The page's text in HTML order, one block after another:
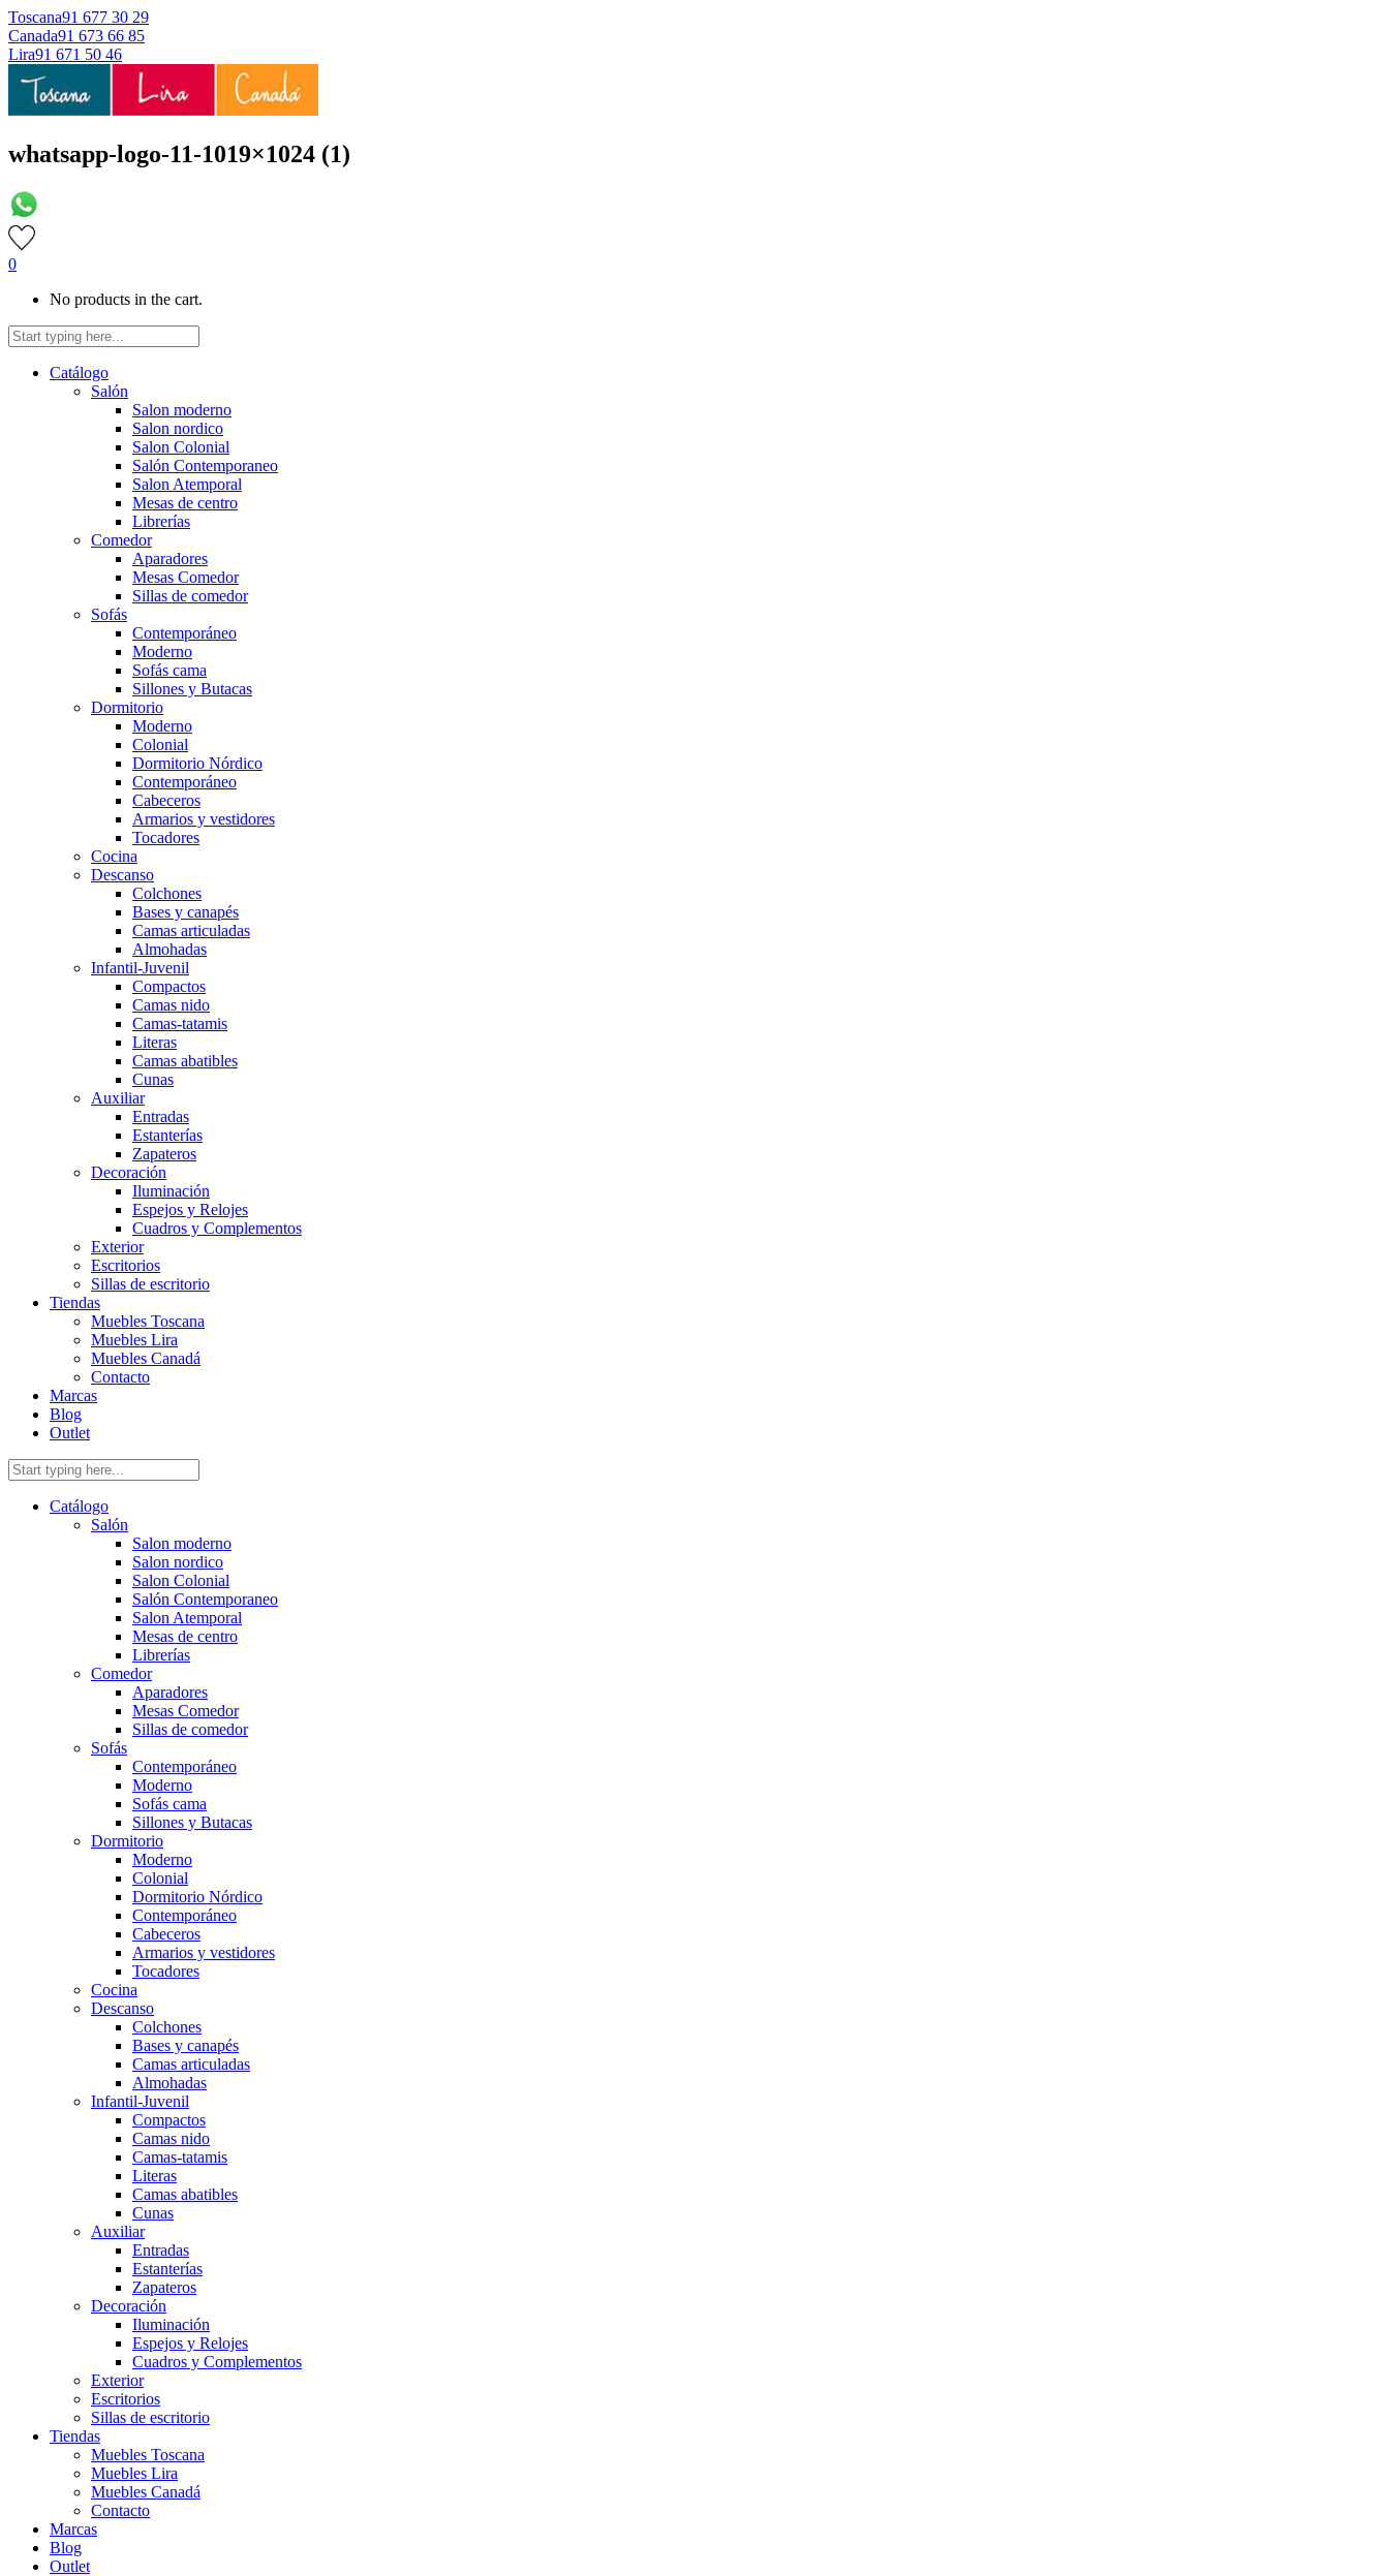
Toscana91 677 30 29
Canada91 673 66 85
Lira91 671 50 46
whatsapp-logo-11-1019×1024 (1)
0
No products in the cart.
Catálogo
Salón
Salon moderno
Salon nordico
Salon Colonial
Salón Contemporaneo
Salon Atemporal
Mesas de centro
Librerías
Comedor
Aparadores
Mesas Comedor
Sillas de comedor
Sofás
Contemporáneo
Moderno
Sofás cama
Sillones y Butacas
Dormitorio
Moderno
Colonial
Dormitorio Nórdico
Contemporáneo
Cabeceros
Armarios y vestidores
Tocadores
Cocina
Descanso
Colchones
Bases y canapés
Camas articuladas
Almohadas
Infantil-Juvenil
Compactos
Camas nido
Camas-tatamis
Literas
Camas abatibles
Cunas
Auxiliar
Entradas
Estanterías
Zapateros
Decoración
Iluminación
Espejos y Relojes
Cuadros y Complementos
Exterior
Escritorios
Sillas de escritorio
Tiendas
Muebles Toscana
Muebles Lira
Muebles Canadá
Contacto
Marcas
Blog
Outlet
Catálogo
Salón
Salon moderno
Salon nordico
Salon Colonial
Salón Contemporaneo
Salon Atemporal
Mesas de centro
Librerías
Comedor
Aparadores
Mesas Comedor
Sillas de comedor
Sofás
Contemporáneo
Moderno
Sofás cama
Sillones y Butacas
Dormitorio
Moderno
Colonial
Dormitorio Nórdico
Contemporáneo
Cabeceros
Armarios y vestidores
Tocadores
Cocina
Descanso
Colchones
Bases y canapés
Camas articuladas
Almohadas
Infantil-Juvenil
Compactos
Camas nido
Camas-tatamis
Literas
Camas abatibles
Cunas
Auxiliar
Entradas
Estanterías
Zapateros
Decoración
Iluminación
Espejos y Relojes
Cuadros y Complementos
Exterior
Escritorios
Sillas de escritorio
Tiendas
Muebles Toscana
Muebles Lira
Muebles Canadá
Contacto
Marcas
Blog
Outlet